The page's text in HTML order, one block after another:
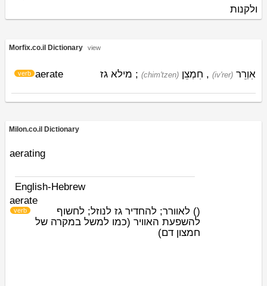
ולקנות
Morfix.co.il Dictionary view
aerate
verb (iv'rer) אִוְרֵר ,
(chim'tzen) חִמְצֵן ; מילא גז
Milon.co.il Dictionary
aerating
English-Hebrew
aerate
(
verb ) לאוורר; להחדיר גז לנוזל; לחשוף
להשפעת האוויר (כמו למשל במקרה של
חמצון דם)